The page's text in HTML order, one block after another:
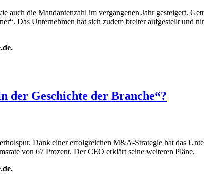
die Mandantenzahl im vergangenen Jahr gesteigert.
Das Unternehmen hat sich zudem breiter aufgestellt und
der Geschichte der Branche“?
Dank einer erfolgreichen M&A-Strategie hat das
von 67 Prozent. Der CEO erklärt seine weiteren Pläne.